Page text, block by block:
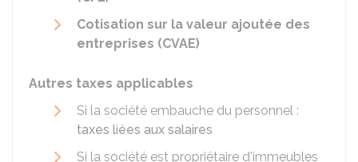
Cotisation sur la valeur ajoutée des
entreprises (CVAE)
Autres taxes applicables
Si la société embauche du personnel :
taxes liées aux salaires
Si la société est propriétaire d'immeubles